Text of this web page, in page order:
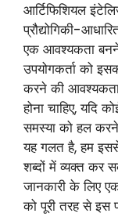
आर्टिफिशियल
प्रौद्योगिकी-
एक आवश्यकता बनने
उपयोगकर्ता को
करने की आवश्यकता
होना चाहिए, यदि
समस्या को हल
यह गलत है, हम
शब्दों में व्यक्त कर
जानकारी के लिए
को पूरी तरह से इस